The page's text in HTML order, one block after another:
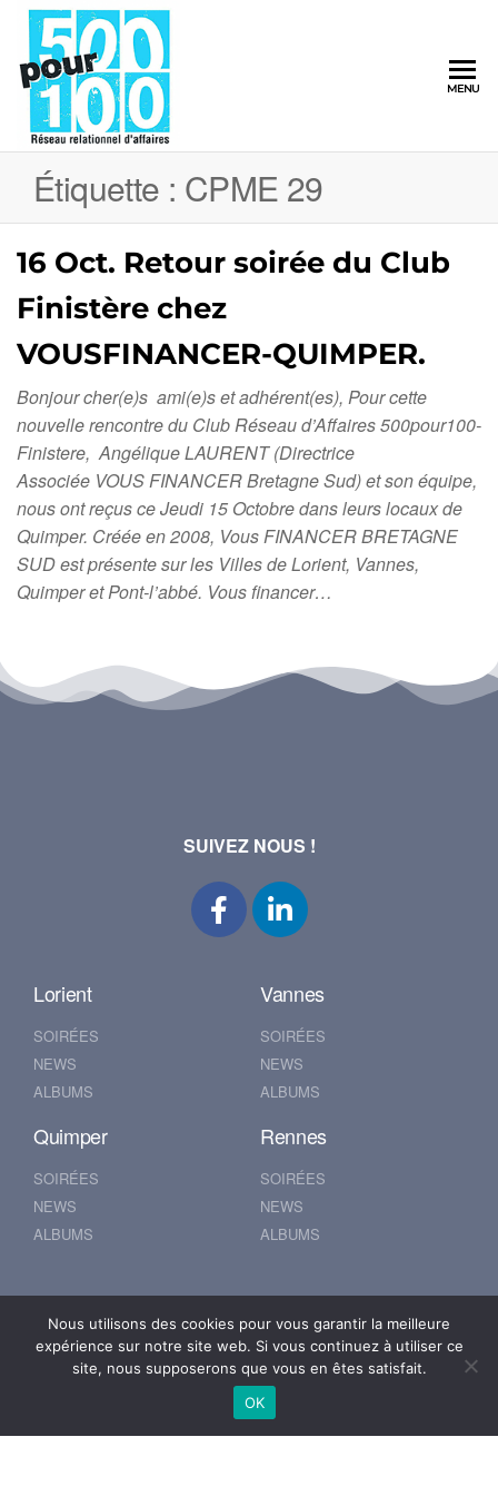
MENU
Étiquette : CPME 29
16 Oct. Retour soirée du Club
Finistère chez
VOUSFINANCER-QUIMPER.
Bonjour cher(e)s ami(e)s et adhérent(es), Pour cette
nouvelle rencontre du Club Réseau d’Affaires 500pour100-
Finistere, Angélique LAURENT (Directrice
Associée VOUS FINANCER Bretagne Sud) et son équipe,
nous ont reçus ce Jeudi 15 Octobre dans leurs locaux de
Quimper. Créée en 2008, Vous FINANCER BRETAGNE
SUD est présente sur les Villes de Lorient, Vannes,
Quimper et Pont-l’abbé. Vous financer…
SUIVEZ NOUS !
Lorient
SOIRÉES
NEWS
ALBUMS
Vannes
SOIRÉES
NEWS
ALBUMS
Quimper
SOIRÉES
NEWS
ALBUMS
Rennes
SOIRÉES
NEWS
ALBUMS
Nantes
SOIRÉES
SOIRÉES
NEWS
ALBUMS
Nous utilisons des cookies pour vous garantir la meilleure
expérience sur notre site web. Si vous continuez à utiliser ce
site, nous supposerons que vous en êtes satisfait.
OK